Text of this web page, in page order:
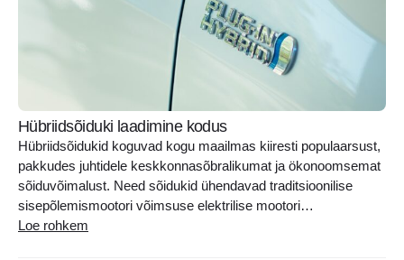
Hübriidsõiduki laadimine kodus
Hübriidsõidukid koguvad kogu maailmas kiiresti populaarsust,
pakkudes juhtidele keskkonnasõbralikumat ja ökonoomsemat
sõiduvõimalust. Need sõidukid ühendavad traditsioonilise
sisepõlemismootori võimsuse elektrilise mootori
efektiivsusega, vähendades kütusekulu ja CO2 heitmeid.
Loe rohkem